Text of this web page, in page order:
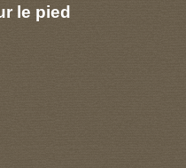
le pied